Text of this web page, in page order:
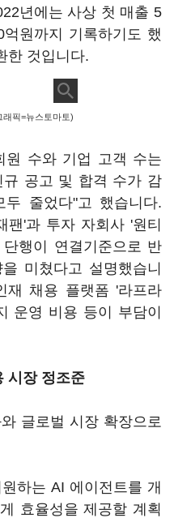
년에는 사상 첫 매출 5
원까지 기록하기도 했
한 것입니다.
래픽=뉴스토마토)
원 수와 기업 고객 수는
공고 및 합격 수가 감
줄었다"고 했습니다.
'과 투자 자회사 '원티
행이 연결기준으로 반
미쳤다고 설명했습니
채용 플랫폼 '라프라
운영 비용 등이 부담이
시장 정조준
글로벌 시장 확장으로
하는 AI 에이전트를 개
효율성을 제공할 계획